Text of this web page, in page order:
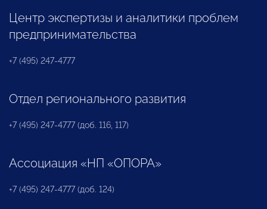
Центр экспертизы и аналитики проблем
предпринимательства
+7 (495) 247-4777
Отдел регионального развития
+7 (495) 247-4777 (доб. 116, 117)
Ассоциация «НП «ОПОРА»
+7 (495) 247-4777 (доб. 124)